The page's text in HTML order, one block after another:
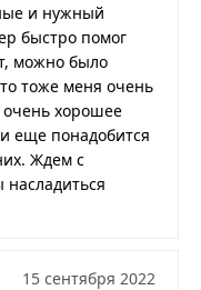
и нужный
быстро помог
можно было
тоже меня очень
хорошее
еще понадобится
Ждем с
насладиться
15 сентября 2022